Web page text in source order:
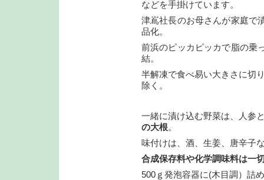
などを手掛けています。
津嶌社長のお母さんが家庭で
品化。
前浜のピッカピッカで脂の乗
結。
半解凍で食べ易い大きさに切
除く。
一緒に漬け込む野菜は、人参
の大根。
味付けは、酒、生姜、唐辛子
合成保存料や化学調味料は一
500ｇ発泡容器に(木目調）詰